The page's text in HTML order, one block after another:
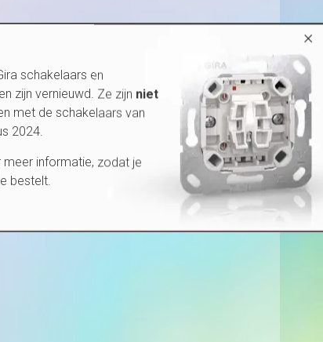
×
schakelaars en
zijn vernieuwd. Ze zijn niet
met de schakelaars van
2024.
informatie, zodat je
bestelt.